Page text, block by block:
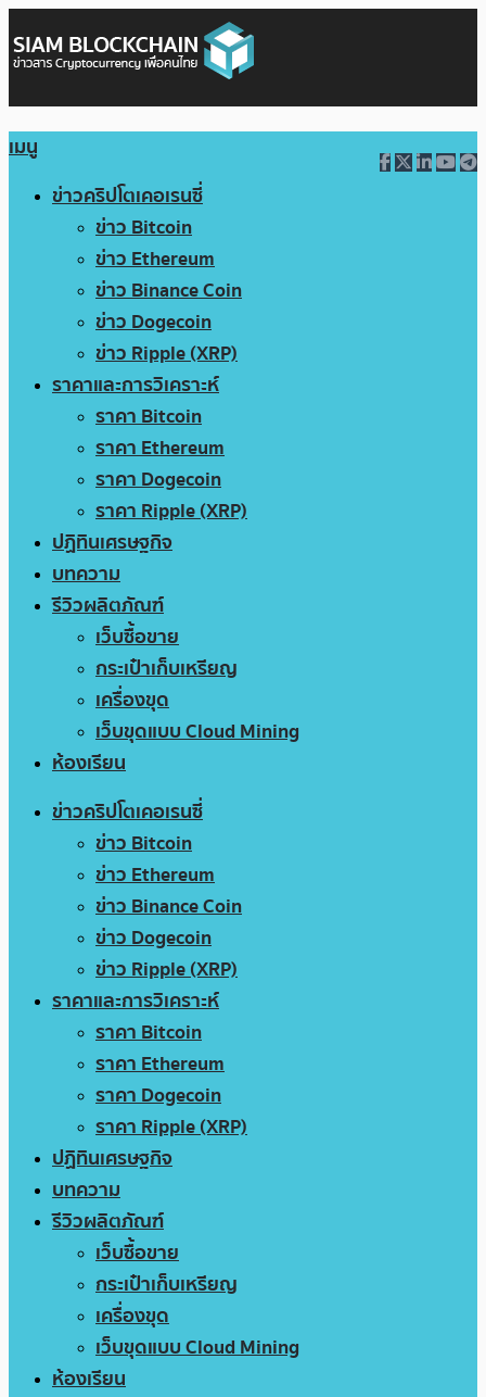
เมนู
ข่าวคริปโตเคอเรนซี่
ข่าว Bitcoin
ข่าว Ethereum
ข่าว Binance Coin
ข่าว Dogecoin
ข่าว Ripple (XRP)
ราคาและการวิเคราะห์
ราคา Bitcoin
ราคา Ethereum
ราคา Dogecoin
ราคา Ripple (XRP)
ปฏิทินเศรษฐกิจ
บทความ
รีวิวผลิตภัณฑ์
เว็บซื้อขาย
กระเป๋าเก็บเหรียญ
เครื่องขุด
เว็บขุดแบบ Cloud Mining
ห้องเรียน
ข่าวคริปโตเคอเรนซี่
ข่าว Bitcoin
ข่าว Ethereum
ข่าว Binance Coin
ข่าว Dogecoin
ข่าว Ripple (XRP)
ราคาและการวิเคราะห์
ราคา Bitcoin
ราคา Ethereum
ราคา Dogecoin
ราคา Ripple (XRP)
ปฏิทินเศรษฐกิจ
บทความ
รีวิวผลิตภัณฑ์
เว็บซื้อขาย
กระเป๋าเก็บเหรียญ
เครื่องขุด
เว็บขุดแบบ Cloud Mining
ห้องเรียน